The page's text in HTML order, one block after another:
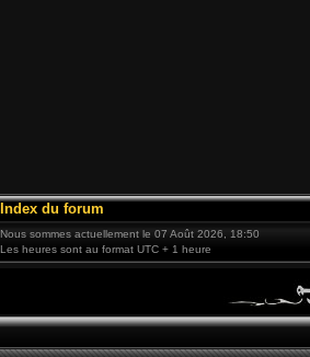
Index du forum
Nous sommes actuellement le 07 Août 2026, 18:50
Les heures sont au format UTC + 1 heure